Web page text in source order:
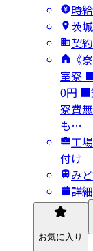
時
茨
契
《
室寮
0円 ■
寮費
も…
工
付け
み
詳
お気に入り